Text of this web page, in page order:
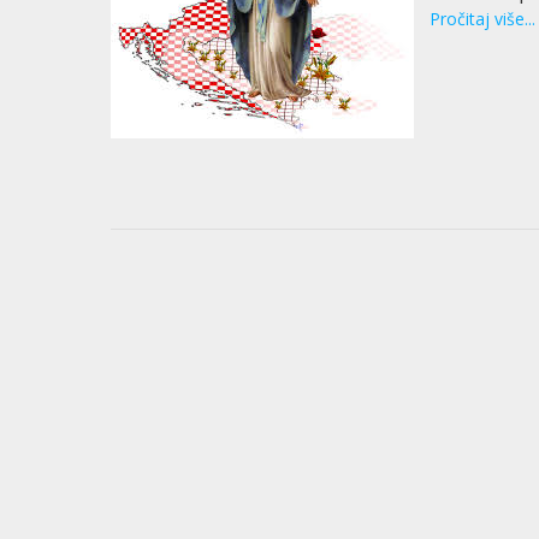
Pročitaj više...